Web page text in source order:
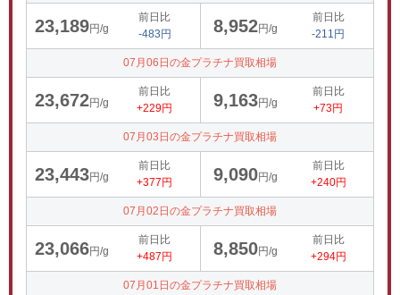
23,189円/g
前日比
-483円
8,952円/g
前日比
-211円
07月06日の金プラチナ買取相場
23,672円/g
前日比
+229円
9,163円/g
前日比
+73円
07月03日の金プラチナ買取相場
23,443円/g
前日比
+377円
9,090円/g
前日比
+240円
07月02日の金プラチナ買取相場
23,066円/g
前日比
+487円
8,850円/g
前日比
+294円
07月01日の金プラチナ買取相場